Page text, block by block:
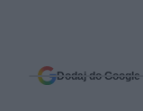
Dodaj do Google